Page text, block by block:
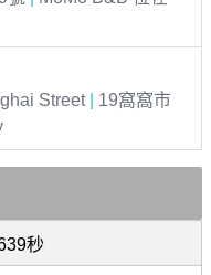
Street
19窩窩市
秒